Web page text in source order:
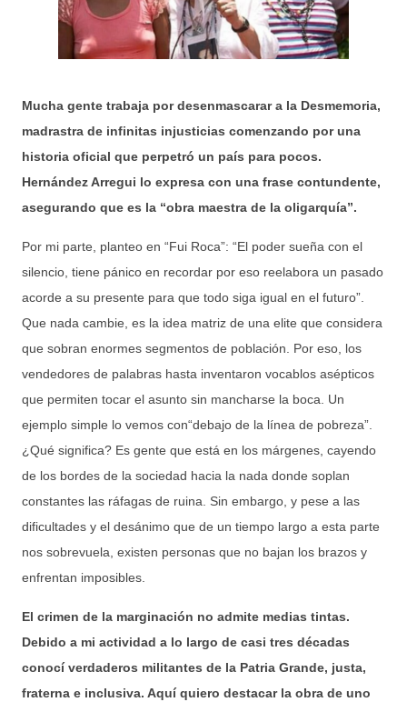
Mucha gente trabaja por desenmascarar a la Desmemoria,
madrastra de infinitas injusticias comenzando por una
historia oficial que perpetró un país para pocos.
Hernández Arregui lo expresa con una frase contundente,
asegurando que es la “obra maestra de la oligarquía”.
Por mi parte, planteo en “Fui Roca”: “El poder sueña con el
silencio, tiene pánico en recordar por eso reelabora un pasado
acorde a su presente para que todo siga igual en el futuro”.
Que nada cambie, es la idea matriz de una elite que considera
que sobran enormes segmentos de población. Por eso, los
vendedores de palabras hasta inventaron vocablos asépticos
que permiten tocar el asunto sin mancharse la boca. Un
ejemplo simple lo vemos con“debajo de la línea de pobreza”.
¿Qué significa? Es gente que está en los márgenes, cayendo
de los bordes de la sociedad hacia la nada donde soplan
constantes las ráfagas de ruina. Sin embargo, y pese a las
dificultades y el desánimo que de un tiempo largo a esta parte
nos sobrevuela, existen personas que no bajan los brazos y
enfrentan imposibles.
El crimen de la marginación no admite medias tintas.
Debido a mi actividad a lo largo de casi tres décadas
conocí verdaderos militantes de la Patria Grande, justa,
fraterna e inclusiva. Aquí quiero destacar la obra de uno